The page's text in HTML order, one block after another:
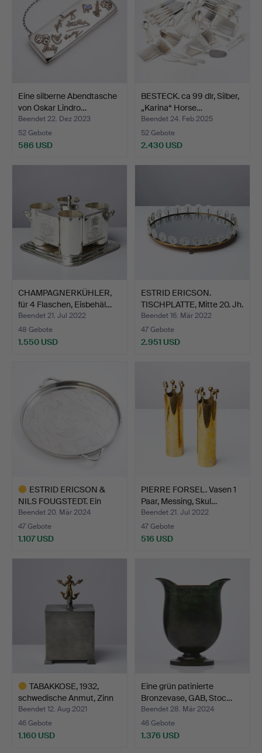
Eine silberne Abendtasche
von Oskar Lindro…
Beendet 22. Dez 2023
52 Gebote
586 USD
BESTECK. ca 99 dlr, Silber,
„Karina“ Horse…
Beendet 24. Feb 2025
52 Gebote
2.430 USD
CHAMPAGNERKÜHLER,
für 4 Flaschen, Eisbehäl…
Beendet 21. Jul 2022
48 Gebote
1.550 USD
ESTRID ERICSON.
TISCHPLATTE, Mitte 20. Jh.
…
Beendet 16. Mär 2022
47 Gebote
2.951 USD
ESTRID ERICSON &
NILS FOUGSTEDT. Ein
Blech…
Beendet 20. Mär 2024
47 Gebote
1.107 USD
PIERRE FORSEL. Vasen 1
Paar, Messing, Skul…
Beendet 21. Jul 2022
47 Gebote
516 USD
TABAKKOSE, 1932,
schwedische Anmut, Zinn
m…
Beendet 12. Aug 2021
46 Gebote
1.160 USD
Eine grün patinierte
Bronzevase, GAB, Stoc…
Beendet 28. Mär 2024
46 Gebote
1.376 USD